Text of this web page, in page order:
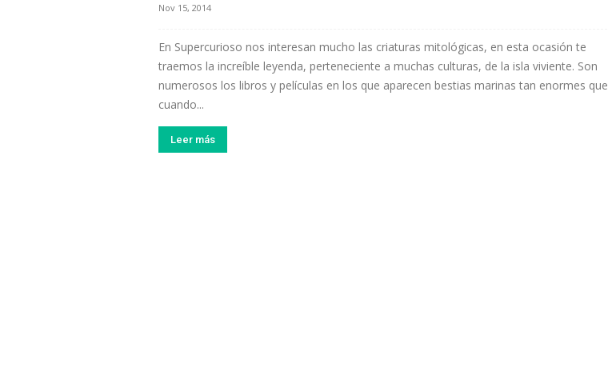
Nov 15, 2014
En Supercurioso nos interesan mucho las criaturas mitológicas, en esta ocasión te
traemos la increíble leyenda, perteneciente a muchas culturas, de la isla viviente. Son
numerosos los libros y películas en los que aparecen bestias marinas tan enormes que
cuando...
Leer más